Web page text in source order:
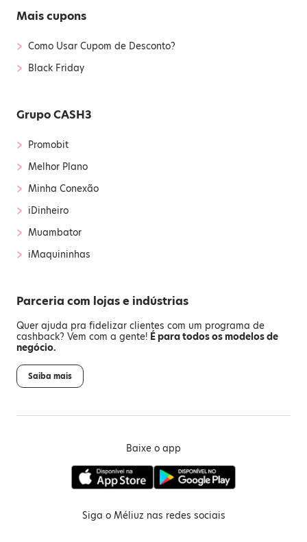
Mais cupons
› Como Usar Cupom de Desconto?
› Black Friday
Grupo CASH3
› Promobit
› Melhor Plano
› Minha Conexão
› iDinheiro
› Muambator
› iMaquininhas
Parceria com lojas e indústrias
Quer ajuda pra fidelizar clientes com um programa de
cashback? Vem com a gente! É para todos os modelos de
negócio.
Saiba mais
Baixe o app
Siga o Méliuz nas redes sociais